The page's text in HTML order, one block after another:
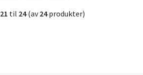
21 til 24(av24produkter)